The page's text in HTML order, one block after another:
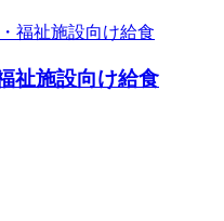
祉施設向け給食